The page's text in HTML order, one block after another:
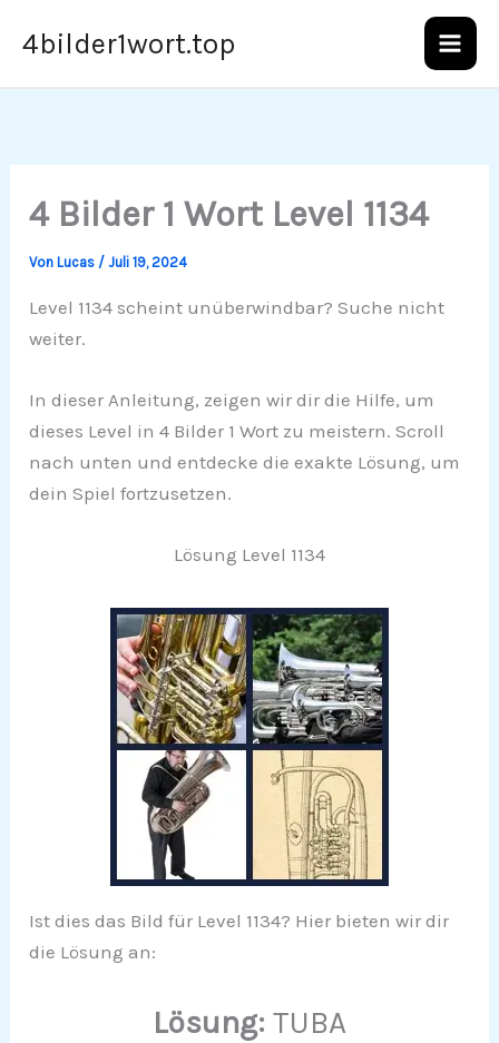
Inhalt
4bilder1wort.top
4 Bilder 1 Wort Level 1134
VonLucas /Juli 19, 2024
Level 1134 scheint unüberwindbar? Suche nicht
weiter.
In dieser Anleitung, zeigen wir dir die Hilfe, um
dieses Level in 4 Bilder 1 Wort zu meistern. Scroll
nach unten und entdecke die exakte Lösung, um
dein Spiel fortzusetzen.
Lösung Level 1134
Ist dies das Bild für Level 1134? Hier bieten wir dir
die Lösung an:
Lösung: TUBA